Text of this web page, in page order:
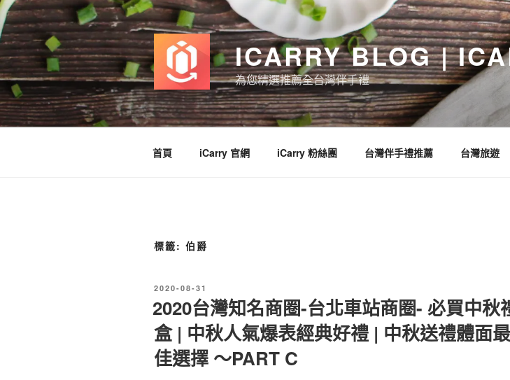
跳
至
主
要
內
容
ICARRY BLOG |
為您精選推薦全台灣伴手禮
首頁 iCarry 官網 iCarry 粉絲團 台灣伴手禮推薦 台灣旅遊
標籤: 伯爵
發
於
2020-08-31
2020台灣知名商圈-台北車站商圈- 必買中秋
盒 | 中秋人氣爆表經典好禮 | 中秋送禮體面最
佳選擇 ～PART C